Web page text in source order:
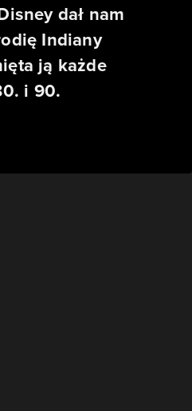
dał nam
Indiany
ją każde
i 90.